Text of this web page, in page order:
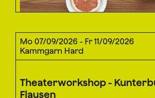
Mo 07/09/2026 - Fr 11/09/2026
Kammgarn Hard
Theaterworkshop -
Flausen